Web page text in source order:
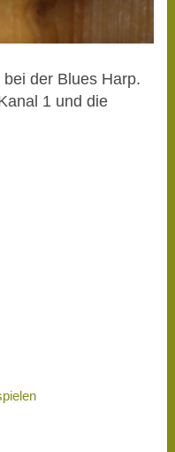
der Blues Harp.
1 und die